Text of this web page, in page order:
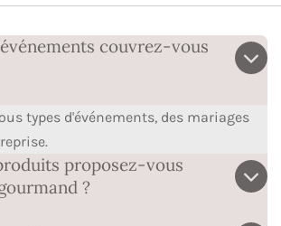
couvrez-vous
types d'événements, des mariages
proposez-vous
?